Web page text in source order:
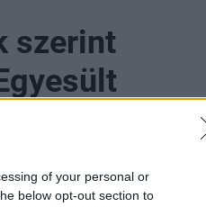
of your personal or
below opt-out section to
szerint